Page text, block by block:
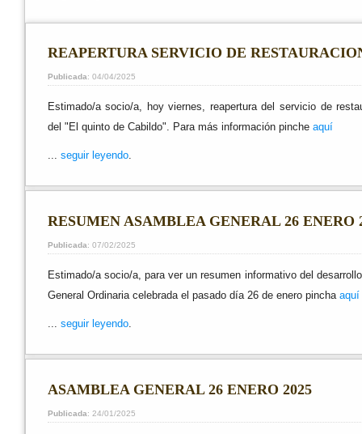
REAPERTURA SERVICIO DE
Publicada: 04/04/2025
Estimado/a socio/a, hoy viernes, reapertura del servicio de
del "El quinto de Cabildo". Para más información pinche aquí
... seguir leyendo.
RESUMEN ASAMBLEA GENERAL 26 ENERO
Publicada: 07/02/2025
Estimado/a socio/a, para ver un resumen informativo del
General Ordinaria celebrada el pasado día 26 de enero pinchaaquí
seguir leyendo.
ASAMBLEA GENERAL 26 ENERO 2025
Publicada: 24/01/2025